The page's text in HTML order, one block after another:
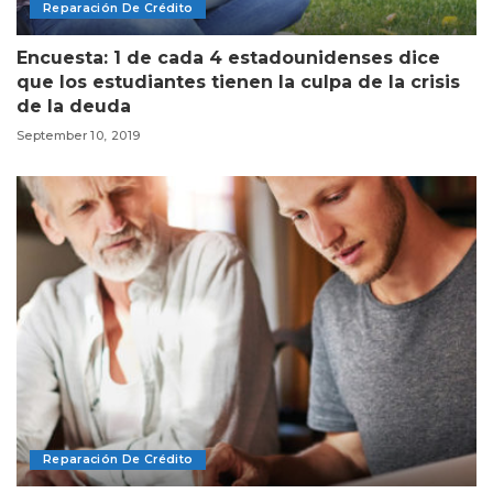
Reparación De Crédito
Encuesta: 1 de cada 4 estadounidenses dice
que los estudiantes tienen la culpa de la crisis
de la deuda
September 10, 2019
Reparación De Crédito